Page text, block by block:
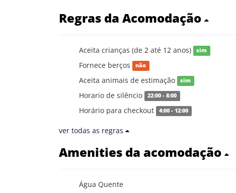
Regras da Acomodação
Aceita crianças (de 2 até 12 anos) sim
Fornece berços não
Aceita animais de estimação sim
Horario de silêncio 22:00 - 8:00
Horário para checkout 4:00 - 12:00
ver todas as regras
Amenities da acomodação
Água Quente